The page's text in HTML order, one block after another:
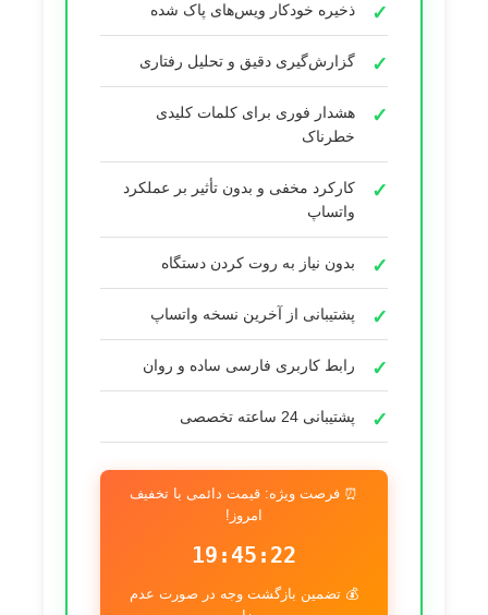
ذخیره خودکار ویس‌های پاک شده
گزارش‌گیری دقیق و تحلیل رفتاری
هشدار فوری برای کلمات کلیدی
خطرناک
کارکرد مخفی و بدون تأثیر بر عملکرد
واتساپ
بدون نیاز به روت کردن دستگاه
پشتیبانی از آخرین نسخه واتساپ
رابط کاربری فارسی ساده و روان
پشتیبانی 24 ساعته تخصصی
⏰ فرصت ویژه: قیمت دائمی با تخفیف
امروز!
19:45:22
💰 تضمین بازگشت وجه در صورت عدم